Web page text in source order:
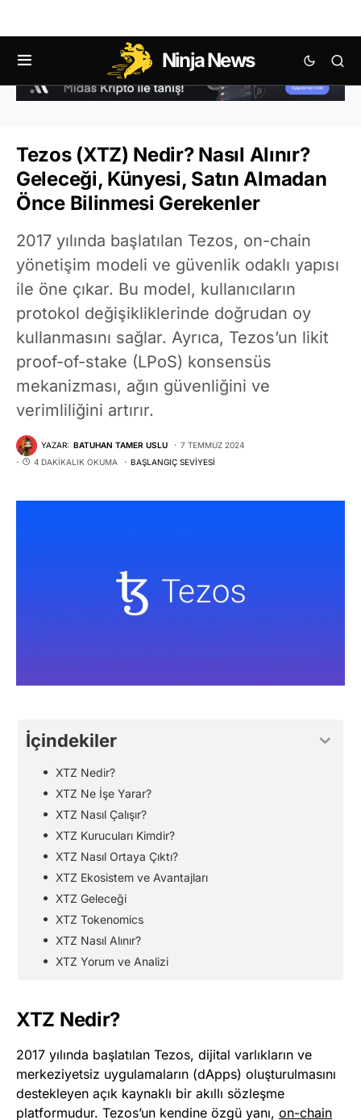
Ninja News
Tezos (XTZ) Nedir? Nasıl Alınır?
Geleceği, Künyesi, Satın Almadan
Önce Bilinmesi Gerekenler
2017 yılında başlatılan Tezos, on-chain
yönetişim modeli ve güvenlik odaklı yapısı
ile öne çıkar. Bu model, kullanıcıların
protokol değişikliklerinde doğrudan oy
kullanmasını sağlar. Ayrıca, Tezos’un likit
proof-of-stake (LPoS) konsensüs
mekanizması, ağın güvenliğini ve
verimliliğini artırır​​​​.
YAZAR: BATUHAN TAMER USLU
7 TEMMUZ 2024
4 DAKIKALIK OKUMA
BAŞLANGIÇ SEVIYESI
İçindekiler
XTZ Nedir?
XTZ Ne İşe Yarar?
XTZ Nasıl Çalışır?
XTZ Kurucuları Kimdir?
XTZ Nasıl Ortaya Çıktı?
XTZ Ekosistem ve Avantajları
XTZ Geleceği
XTZ Tokenomics
XTZ Nasıl Alınır?
XTZ Yorum ve Analizi
XTZ Nedir?
2017 yılında başlatılan Tezos, dijital varlıkların ve
merkeziyetsiz uygulamaların (dApps) oluşturulmasını
destekleyen açık kaynaklı bir akıllı sözleşme
platformudur. Tezos’un kendine özgü yanı, on-chain